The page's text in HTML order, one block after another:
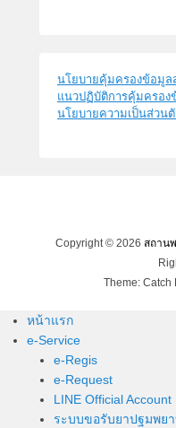
นโยบายคุ้มครองข้อมู
แนวปฏิบัติการคุ้มครอ
นโยบายความเป็นส่วนตั
Copyright © 2026 สถาน
Theme: Catch
หน้าแรก
e-Service
e-Regis
e-Request
LINE Official Account
ระบบขอรับยาปฐมพย